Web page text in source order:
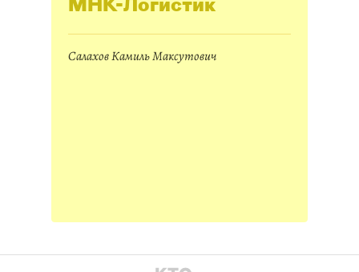
Салахов Камиль Максутович